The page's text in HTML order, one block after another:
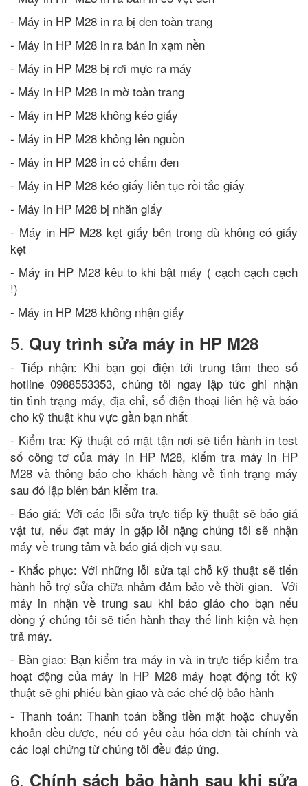
- Máy in HP M28 in ra bị đen toàn trang
- Máy in HP M28 in ra bản in xạm nền
- Máy in HP M28 bị rơi mực ra máy
- Máy in HP M28 in mờ toàn trang
- Máy in HP M28 không kéo giấy
- Máy in HP M28 không lên nguồn
- Máy in HP M28 in có chấm đen
- Máy in HP M28 kéo giấy liên tục rồi tắc giấy
- Máy in HP M28 bị nhăn giấy
- Máy in HP M28 kẹt giấy bên trong dù không có giấy
kẹt
- Máy in HP M28 kêu to khi bật máy ( cạch cạch cạch
!)
- Máy in HP M28 không nhận giấy
5. Quy trình sửa máy in HP M28
- Tiếp nhận: Khi bạn gọi điện tới trung tâm theo số
hotline 0988553353, chúng tôi ngay lập tức ghi nhận
tin tình trạng máy, địa chỉ, số điện thoại liên hệ và báo
cho kỹ thuật khu vực gần bạn nhất
- Kiểm tra: Kỹ thuật có mặt tận nơi sẽ tiến hành in test
số công tơ của máy in HP M28, kiểm tra máy in HP
M28 và thông báo cho khách hàng về tình trạng máy
sau đó lập biên bản kiểm tra.
- Báo giá: Với các lỗi sửa trực tiếp kỹ thuật sẽ báo giá
vật tư, nếu đạt máy in gặp lỗi nặng chúng tôi sẽ nhận
máy về trung tâm và báo giá dịch vụ sau.
- Khắc phục: Với những lỗi sửa tại chỗ kỹ thuật sẽ tiến
hành hỗ trợ sửa chữa nhằm đảm bảo về thời gian. Với
máy in nhận về trung sau khi báo giáo cho bạn nếu
đồng ý chúng tôi sẽ tiến hành thay thế linh kiện và hẹn
trả máy.
- Bàn giao: Bạn kiểm tra máy in và in trực tiếp kiểm tra
hoạt động của máy in HP M28 máy hoạt động tốt kỹ
thuật sẽ ghi phiếu bàn giao và các chế độ bảo hành
- Thanh toán: Thanh toán bằng tiền mặt hoặc chuyển
khoản đều được, nếu có yêu cầu hóa đơn tài chính và
các loại chứng từ chúng tôi đều đáp ứng.
6. Chính sách bảo hành sau khi sửa